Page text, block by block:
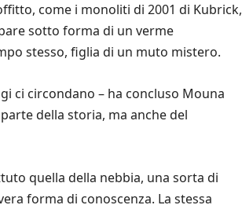
come i monoliti di 2001 di Kubrick,
sotto forma di un verme
stesso, figlia di un muto mistero.
ci circondano – ha concluso Mouna
della storia, ma anche del
quella della nebbia, una sorta di
forma di conoscenza. La stessa